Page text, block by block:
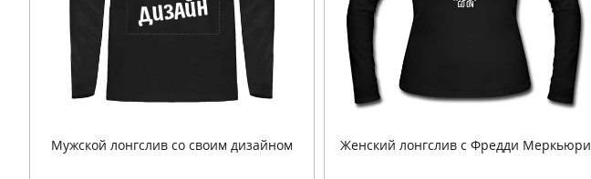
Мужской лонгслив со своим дизайном Женский лонгслив с Фредди Меркьюри